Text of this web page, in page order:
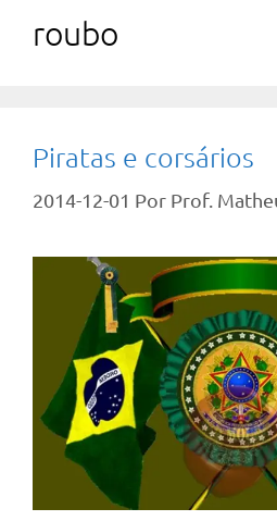
roubo
Piratas e corsários
2014-12-01 Por Prof.